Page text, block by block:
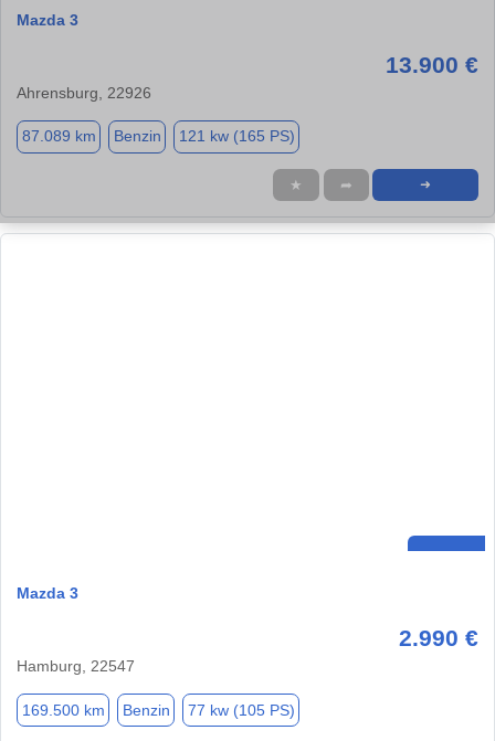
Mazda 3
13.900 €
Ahrensburg, 22926
87.089 km Benzin 121 kw (165 PS)
★ ➦ ➜
Mazda 3
2.990 €
Hamburg, 22547
169.500 km Benzin 77 kw (105 PS)